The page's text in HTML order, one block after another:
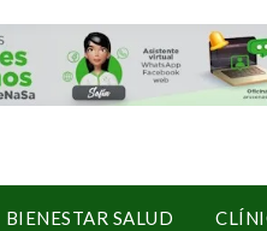
BIENESTAR SALUD